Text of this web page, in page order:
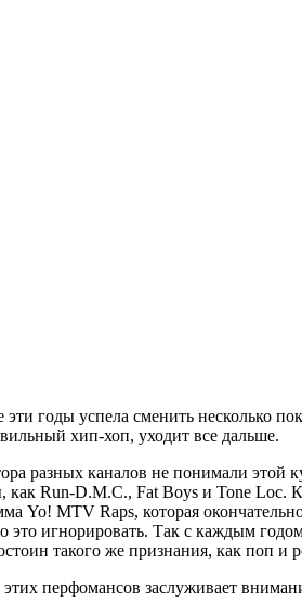
эти годы успела сменить несколько
хип-хоп, уходит все дальше.
разных каналов не понимали этой
как Run-D.M.C., Fat Boys и Tone Loc.
Yo! MTV Raps, которая
это игнорировать. Так с каждым
такого же признания, как поп и
перфомансов заслуживает